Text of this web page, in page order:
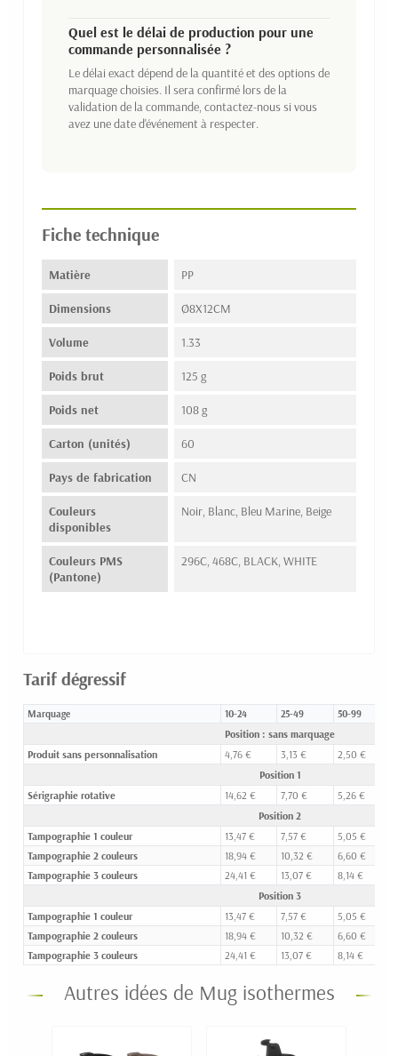
Quel est le délai de production pour une
commande personnalisée ?
Le délai exact dépend de la quantité et des options de
marquage choisies. Il sera confirmé lors de la
validation de la commande, contactez-nous si vous
avez une date d'événement à respecter.
Fiche technique
Matière PP
Dimensions Ø8X12CM
Volume 1.33
Poids brut 125 g
Poids net 108 g
Carton (unités) 60
Pays de fabrication CN
Couleurs
disponibles
Noir, Blanc, Bleu Marine, Beige
Couleurs PMS
(Pantone)
296C, 468C, BLACK, WHITE
Tarif dégressif
Marquage 10-24 25-49 50-99
Position : sans marquage
Produit sans personnalisation
4,76 € 3,13 € 2,50 €
Position 1
Sérigraphie rotative
14,62 € 7,70 € 5,26 €
Position 2
Tampographie 1 couleur
13,47 € 7,57 € 5,05 €
Tampographie 2 couleurs
18,94 € 10,32 € 6,60 €
Tampographie 3 couleurs
24,41 € 13,07 € 8,14 €
Position 3
Tampographie 1 couleur
13,47 € 7,57 € 5,05 €
Tampographie 2 couleurs
18,94 € 10,32 € 6,60 €
Tampographie 3 couleurs
24,41 € 13,07 € 8,14 €
Autres idées de Mug isothermes